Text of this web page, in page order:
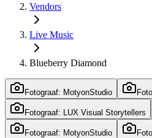
Vendors
Live Music
Blueberry Diamond
Fotograaf: MotyonStudio
Fotograaf: LUX Visual Storytellers
Fotograaf: MotyonStudio